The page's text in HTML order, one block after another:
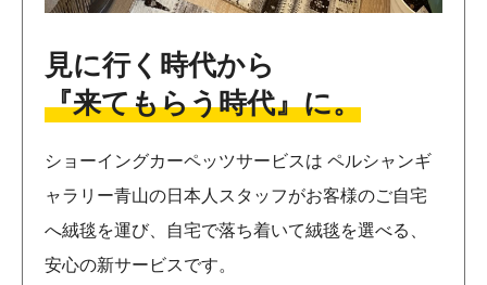
見に行く時代から
『来てもらう時代』に。
ショーイングカーペッツサービスは ペルシャンギ
ャラリー青山の日本人スタッフがお客様のご自宅
へ絨毯を運び、自宅で落ち着いて絨毯を選べる、
安心の新サービスです。